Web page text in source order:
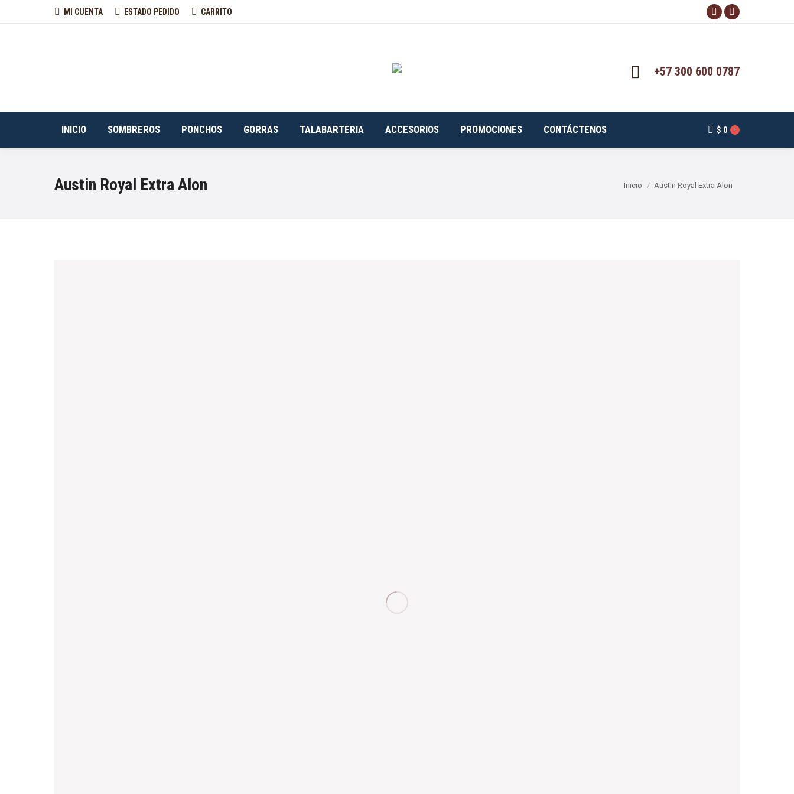
MI CUENTA ESTADO PEDIDO CARRITO
Facebook
in
Instagram
in
+57 300 600 0787
INICIO SOMBREROS PONCHOS GORRAS TALABARTERIA ACCESORIOS PROMOCIONES CONTÁCTENOS $ 0 0
Austin Royal Extra Alon Estás aquí:
Inicio Austin Royal Extra Alon